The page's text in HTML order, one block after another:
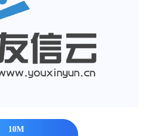
10M